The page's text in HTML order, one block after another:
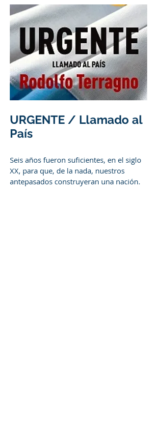
URGENTE / Llamado al
País
Seis años fueron suficientes, en el siglo
XX, para que, de la nada, nuestros
antepasados construyeran una nación.